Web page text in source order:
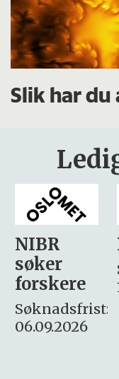
Slik har
Rektor
Søknadsfrist:
15.09.2026